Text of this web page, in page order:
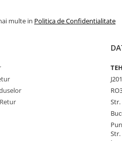
multe in Politica de Confidentialitate
Str.